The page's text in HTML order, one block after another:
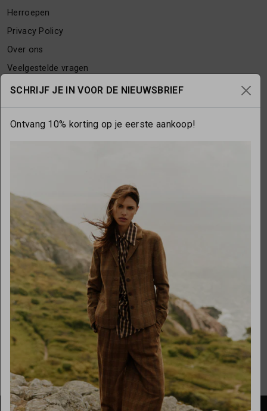
Herroepen
Privacy Policy
Over ons
Veelgestelde vragen
Contact
OPENINGSTIJDEN
Donderdag
Vrijdag
Zaterdag
Zondag
Over ons
Necessaries by Marlou
Onze partners
Cookie instellingen
SCHRIJF JE IN VOOR DE NIEUWSBRIEF
Ontvang 10% korting op je eerste aankoop!